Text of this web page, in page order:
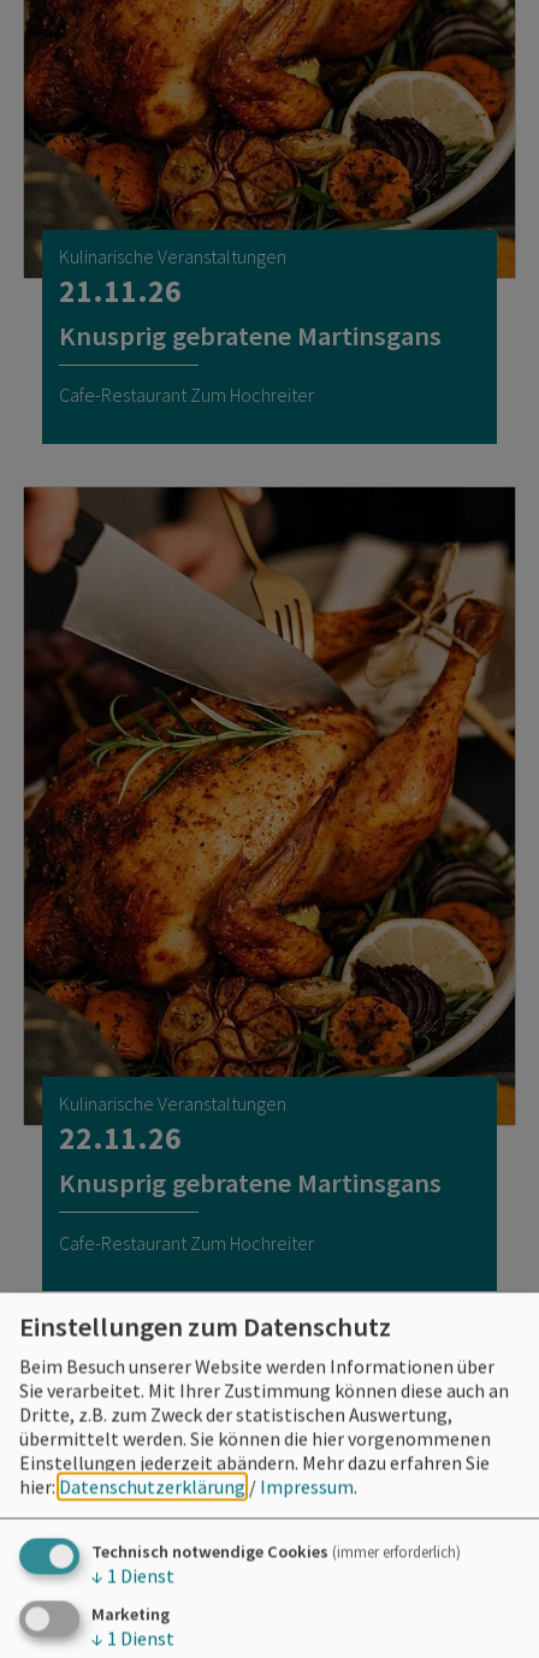
Kulinarische Veranstaltungen
21.11.26
Knusprig gebratene Martinsgans
Cafe-Restaurant Zum Hochreiter
Kulinarische Veranstaltungen
22.11.26
Knusprig gebratene Martinsgans
Cafe-Restaurant Zum Hochreiter
Einstellungen zum Datenschutz
Beim Besuch unserer Website werden Informationen über
Sie verarbeitet. Mit Ihrer Zustimmung können diese auch an
Dritte, z.B. zum Zweck der statistischen Auswertung,
übermittelt werden. Sie können die hier vorgenommenen
Einstellungen jederzeit abändern. Mehr dazu erfahren Sie
hier: Datenschutzerklärung / Impressum.
Technisch notwendige Cookies (immer erforderlich)
↓ 1 Dienst
Marketing
↓ 1 Dienst